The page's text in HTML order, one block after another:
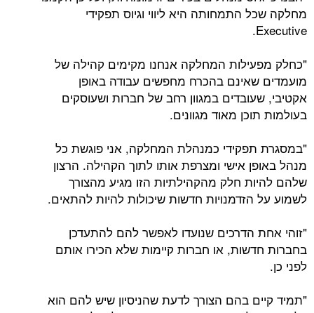
מחלקה שכל התמחותה היא ליווי וגיוס תפקידי
Executive.
"כחלק מפעילות המחלקה אנחנו מקימים קהילה של
מועמדים שאינם בהכרח מחפשים עבודה באופן
אקטיבי, שעובדים במגוון רחב של חברות ושעוסקים
בעולמות תוכן מאוד מגוונים.
"במסגרת תפקידי כמנהלת המחלקה, אני פוגשת כל
מנהל באופן אישי ומצרפת אותו לתוך הקהילה. הרצון
שלהם להיות חלק מהקהילתיות הזו מגיע מהצורך
לשמוע על הזדמנויות חדשות שיכולות להיות להתאים.
"זוהי אחת הדרכים שנועדו לאפשר להם להתעדכן
בחברות חדשות, או חברות קיימות שלא הכירו אותם
לפני כן.
"תמיד קיים בהם הצורך לדעת שהניסיון שיש להם הוא